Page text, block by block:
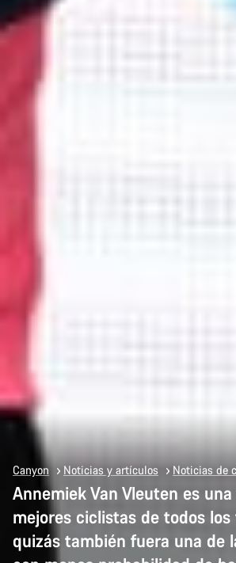
Canyon Noticias y artículos Noticias de
Annemiek Van Vleuten es
mejores ciclistas de todos
quizás también fuera una de